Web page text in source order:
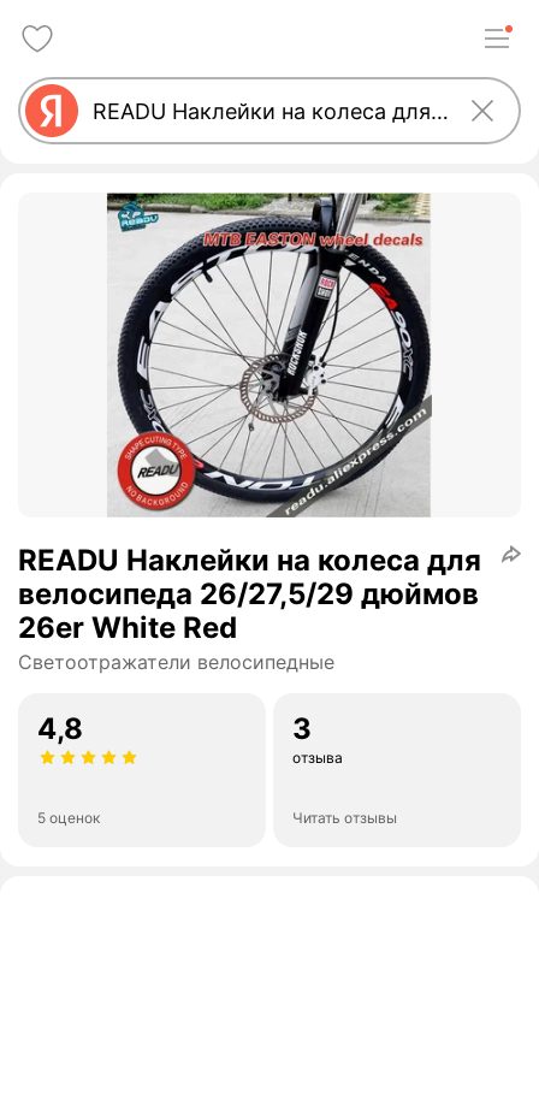
READU Наклейки на колеса для
велосипеда 26/27,5/29 дюймов
26er White Red
Светоотражатели велосипедные
4,8
5 оценок
3
отзыва
Читать отзывы